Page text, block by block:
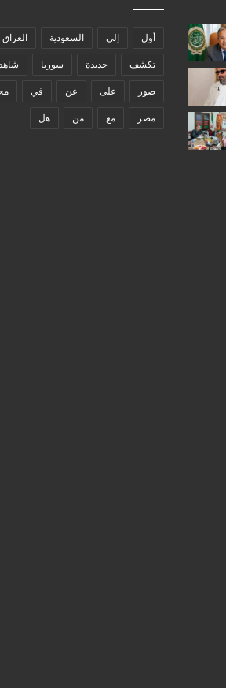
أول إلى السعودية العراق
تكشف جديدة سوريا شاهد
صور على عن في
مصر مع من هل